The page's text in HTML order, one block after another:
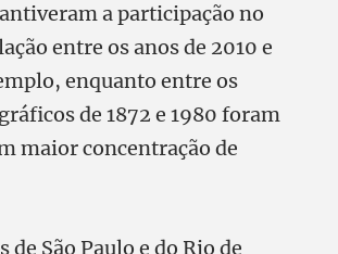
a participação no
entre os anos de 2010 e
enquanto entre os
de 1872 e 1980 foram
maior concentração de
de São Paulo e do Rio de